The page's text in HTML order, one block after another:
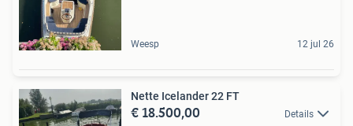
Weesp 12 jul 26
Nette Icelander 22 FT
€ 18.500,00 Details